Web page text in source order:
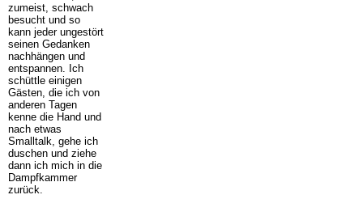
zumeist, schwach
besucht und so
kann jeder ungestört
seinen Gedanken
nachhängen und
entspannen. Ich
schüttle einigen
Gästen, die ich von
anderen Tagen
kenne die Hand und
nach etwas
Smalltalk, gehe ich
duschen und ziehe
dann ich mich in die
Dampfkammer
zurück.